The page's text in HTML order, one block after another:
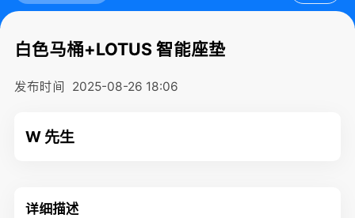
白色马桶+LOTUS 智能座垫
发布时间 2025-08-26 18:06
W 先生
详细描述